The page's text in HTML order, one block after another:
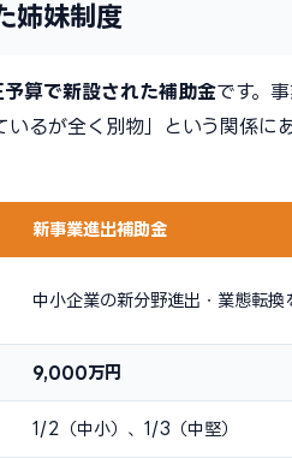
姉妹制度
算で新設された補助金です。
るが全く別物」という関係にあ
新事業進出補助金
中小企業の新分野進出・業態転換
9,000万円
1/2（中小）、1/3（中堅）